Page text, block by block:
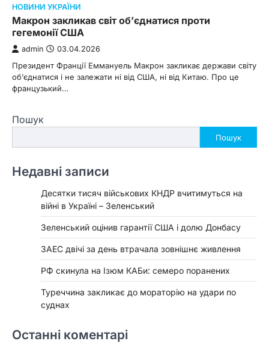
НОВИНИ УКРАЇНИ
Макрон закликав світ об’єднатися проти
гегемонії США
admin 03.04.2026
Президент Франції Еммануель Макрон закликає держави світу
об’єднатися і не залежати ні від США, ні від Китаю. Про це
французький…
Пошук
Пошук
Недавні записи
Десятки тисяч військових КНДР вчитимуться на
війні в Україні – Зеленський
Зеленський оцінив гарантії США і долю Донбасу
ЗАЕС двічі за день втрачала зовнішнє живлення
РФ скинула на Ізюм КАБи: семеро поранених
Туреччина закликає до мораторію на удари по
суднах
Останні коментарі